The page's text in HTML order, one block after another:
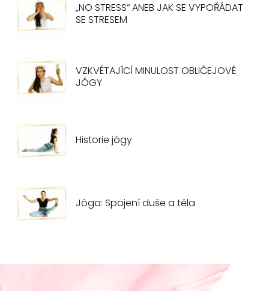
„NO STRESS“ ANEB JAK SE VYPOŘÁDAT
SE STRESEM
VZKVÉTAJÍCÍ MINULOST OBLIČEJOVÉ
JÓGY
Historie jógy
Jóga: Spojení duše a těla